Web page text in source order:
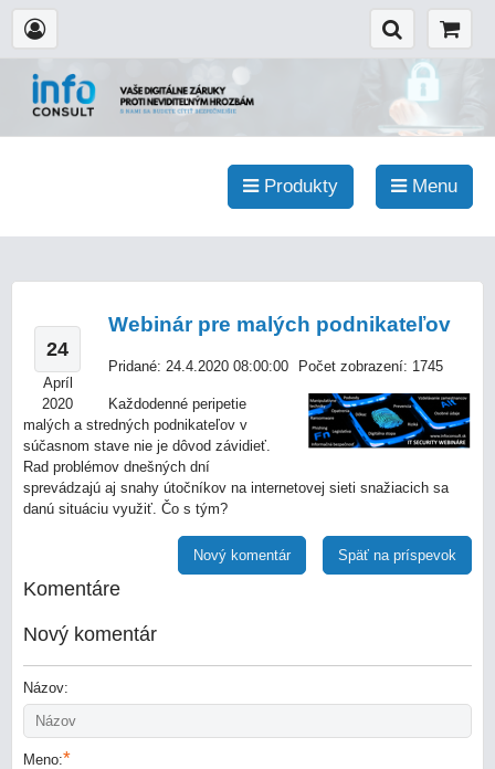
Produkty Menu
24
Apríl
2020
Webinár pre malých podnikateľov
Pridané: 24.4.2020 08:00:00 Počet zobrazení: 1745
Každodenné peripetie
malých a stredných podnikateľov v
súčasnom stave nie je dôvod závidieť.
Rad problémov dnešných dní
sprevádzajú aj snahy útočníkov na internetovej sieti snažiacich sa
danú situáciu využiť. Čo s tým?
Späť na príspevok
Nový komentár
Komentáre
Nový komentár
Názov:
Meno:*